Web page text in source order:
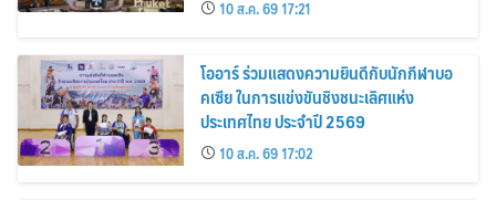
สร้างสรรค์ของภูเก็ต
10 ส.ค. 69 17:21
โออาร์ ร่วมแสดงความยินดีกับนักกีฬาบอ
คเซีย ในการแข่งขันชิงชนะเลิศแห่ง
ประเทศไทย ประจำปี 2569
10 ส.ค. 69 17:02